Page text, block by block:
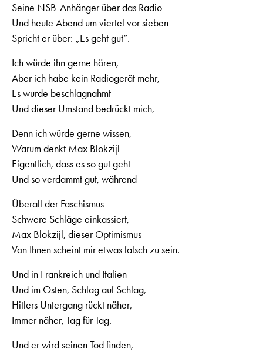
Seine NSB-Anhänger über das Radio
Und heute Abend um viertel vor sieben
Spricht er über: „Es geht gut“.
Ich würde ihn gerne hören,
Aber ich habe kein Radiogerät mehr,
Es wurde beschlagnahmt
Und dieser Umstand bedrückt mich,
Denn ich würde gerne wissen,
Warum denkt Max Blokzijl
Eigentlich, dass es so gut geht
Und so verdammt gut, während
Überall der Faschismus
Schwere Schläge einkassiert,
Max Blokzijl, dieser Optimismus
Von Ihnen scheint mir etwas falsch zu sein.
Und in Frankreich und Italien
Und im Osten, Schlag auf Schlag,
Hitlers Untergang rückt näher,
Immer näher, Tag für Tag.
Und er wird seinen Tod finden,